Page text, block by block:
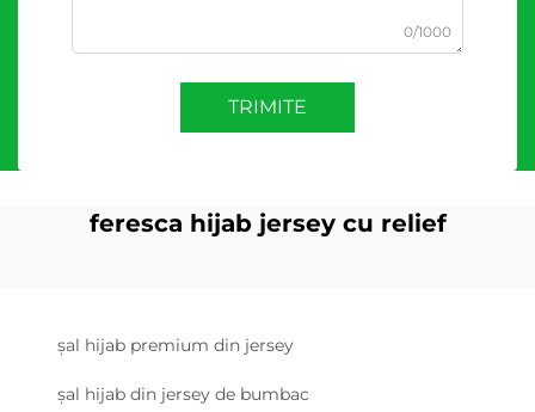
0/1000
TRIMITE
feresca hijab jersey cu relief
șal hijab premium din jersey
șal hijab din jersey de bumbac